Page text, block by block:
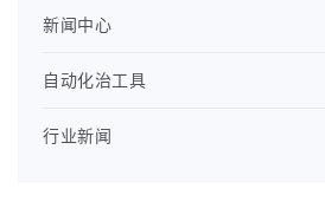
新闻中心
自动化治工具
行业新闻